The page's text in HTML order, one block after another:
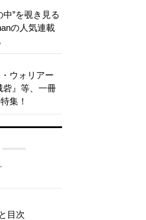
中”を覗き見る
の人気連載
ウォリアー
砦』等、一冊
集！
目次